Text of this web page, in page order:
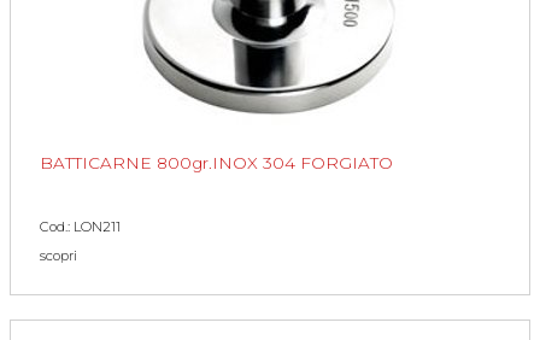
BATTICARNE 800gr.INOX 304 FORGIATO
Cod.: LON211
scopri